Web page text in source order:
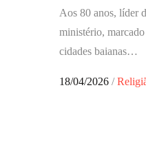
Aos 80 anos, líder
ministério,
cidades baianas…
Posted
18/04/2026